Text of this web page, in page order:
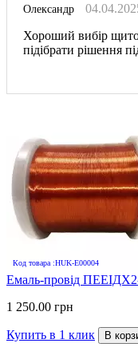
Олександр
Хороший вибір
підібрати рішення
Код товара :HUK-E00004
Емаль-провід
1 250.00 грн
Купить в 1 клик В